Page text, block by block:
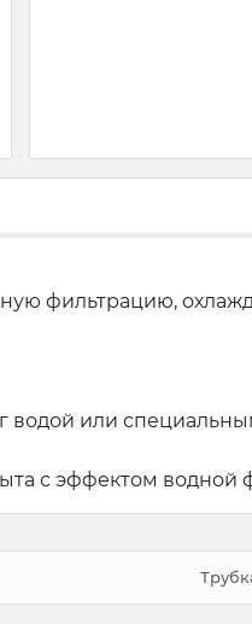
фильтрацию,
водой или
с эффектом водной